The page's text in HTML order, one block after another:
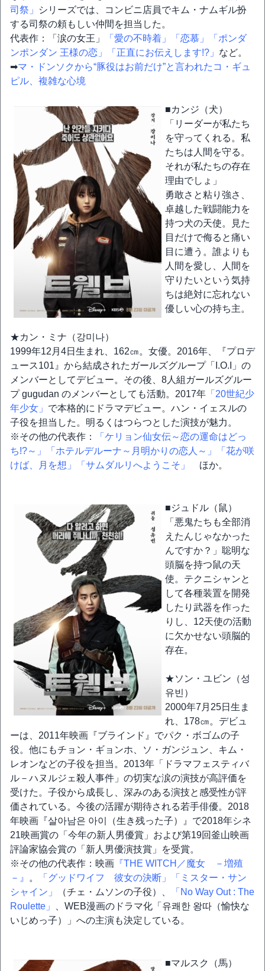
司祭」
シリーズでは、コンビニ店員でキム・ナムギル扮
する司祭の頼もしい仲間を担当した。
代表作：「涙の女王」
「愛の不時着」 「恋慕」
「ポンダ
ンポンダン 王様の恋」
「正直にお伝えします!?」 など。
➡マ・ドンソクから“豚役はお前だけ”と言われたコ・ギュ
ピル、複雑な心境
■カンジ（犬）
「リーダーが私たち
を守ってくれる。私
たちは人間を守る。
それが私たちの存在
理由でしょ」
勇敢さと粘り強さ、
卓越した戦闘能力を
持つ犬の天使。見た
目だけで侮ると痛い
目に遭う。誰よりも
人間を愛し、人間を
守りたいという気持
ちは絶対に忘れない
優しい心の持ち主。
★カン・ミナ（강미나）
1999年12月4日生まれ、162㎝。女優。2016年、『プロデ
ュース101』から結成されたガールズグループ「I.O.I」の
メンバーとしてデビュー。その後、8人組ガールズグルー
プ gugudan のメンバーとしても活動。2017年 「20世紀少
年少女」 で本格的にドラマデビュー。ハン・イェスルの
子役を担当した。明るくはつらつとした演技が魅力。
※その他の代表作：
「ケリョン仙女伝～恋の運命はどっ
ち!?～」
「ホテルデルーナ～月明かりの恋人～」
「花が咲
けば、月を想」
「サムダルリへようこそ」 ほか。
■ジュドル（鼠）
「悪鬼たちも全部消
えたんじゃなかった
んですか？」聡明な
頭脳を持つ鼠の天
使。テクニシャンと
して各種装置を開発
したり武器を作った
りし、12天使の活動
に欠かせない頭脳的
存在。
★ソン・ユビン（성
유빈）
2000年7月25日生ま
れ、178㎝。デビュ
ーは、2011年映画『ブラインド』でパク・ボゴムの子
役。他にもチョン・ギョンホ、ソ・ガンジュン、キム・
レオンなどの子役を担当。2013年「ドラマフェスティバ
ル－ハヌルジェ殺人事件」の切実な涙の演技が高評価を
受けた。子役から成長し、深みのある演技と感受性が評
価されている。今後の活躍が期待される若手俳優。2018
年映画『살아남은 아이（生き残った子）』で2018年シネ
21映画賞の「今年の新人男優賞」および第19回釜山映画
評論家協会賞の「新人男優演技賞」を受賞。
※その他の代表作：映画 『THE WITCH／魔女 －増殖
－』
。 「グッドワイフ 彼女の決断」
「ミスター・サン
シャイン」
（チェ・ムソンの子役）、
「No Way Out : The
Roulette」
、WEB漫画のドラマ化「유쾌한 왕따（愉快な
いじめっ子）」への主演も決定している。
■マルスク（馬）